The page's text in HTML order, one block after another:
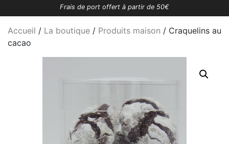
Frais de port offert à partir de 50€
Accueil / La boutique / Produits maison / Craquelins au
cacao